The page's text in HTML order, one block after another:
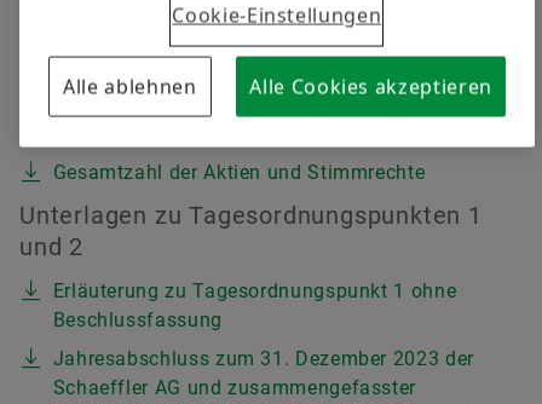
Gewinnverwendung
Bericht des Vorstandsvorsitzenden Klaus
Rosenfeld
Gesamtzahl der Aktien und Stimmrechte
Unterlagen zu Tagesordnungspunkten 1
und 2
Erläuterung zu Tagesordnungspunkt 1 ohne
Beschlussfassung
Jahresabschluss zum 31. Dezember 2023 der
Schaeffler AG und zusammengefasster
Cookie-Einstellungen
Alle ablehnen Alle Cookies akzeptieren